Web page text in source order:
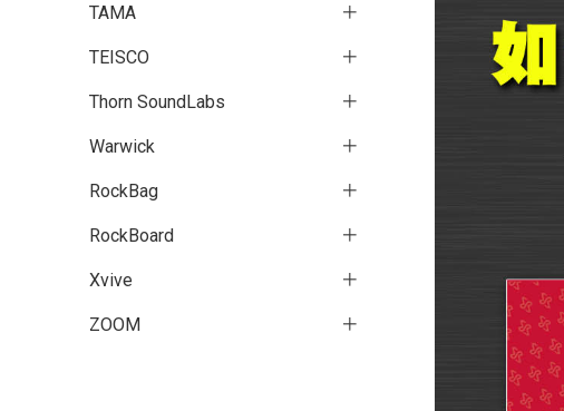
TAMA
TEISCO
Thorn SoundLabs
Warwick
RockBag
RockBoard
Xvive
ZOOM